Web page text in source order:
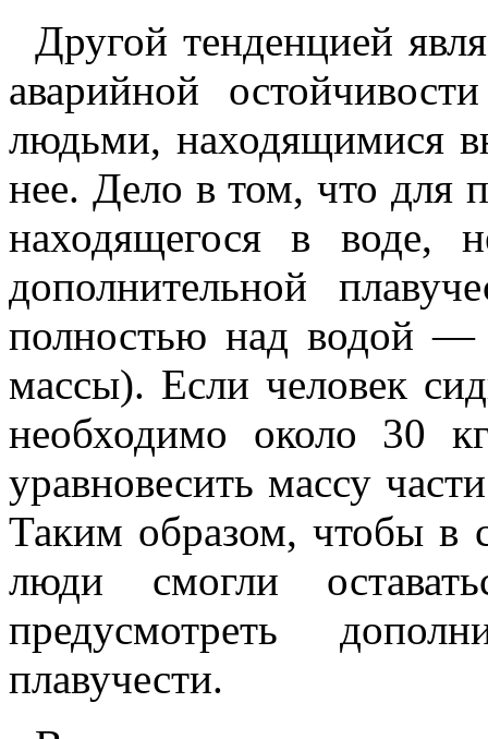
Другой тенденцией
аварийной
людьми, находящимися
нее. Дело в том, что для
находящегося в воде,
дополнительной
полностью над водой —
массы). Если человек
необходимо около 30
уравновесить массу
Таким образом, чтобы в
люди смогли
предусмотреть
плавучести.